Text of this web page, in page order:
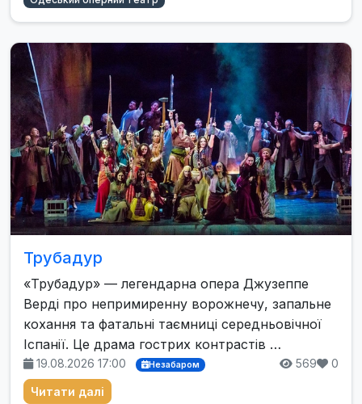
Трубадур
«Трубадур» — легендарна опера Джузеппе
Верді про непримиренну ворожнечу, запальне
кохання та фатальні таємниці середньовічної
Іспанії. Це драма гострих контрастів …
19.08.2026 17:00 Незабаром 569 0
Читати далі